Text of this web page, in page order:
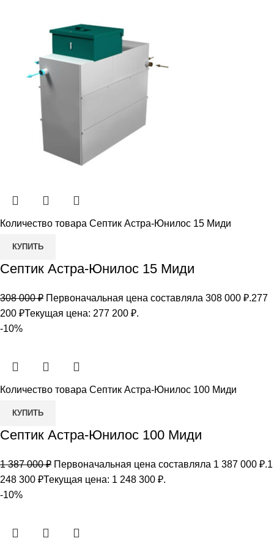
Количество товара Септик Астра-Юнилос 15 Миди
КУПИТЬ
Септик Астра-Юнилос 15 Миди
308 000₽ Первоначальная цена составляла 308 000 ₽.277
200 ₽Текущая цена: 277 200 ₽.
-10%
Количество товара Септик Астра-Юнилос 100 Миди
КУПИТЬ
Септик Астра-Юнилос 100 Миди
1 387 000₽ Первоначальная цена составляла 1 387 000 ₽.1
248 300 ₽Текущая цена: 1 248 300 ₽.
-10%